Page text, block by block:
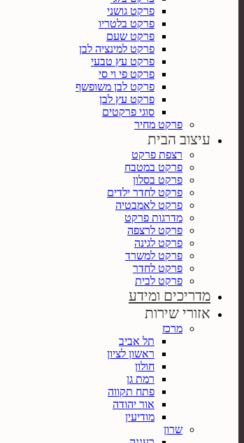
פרקט גושני
פרקט בלטריו
פרקט שעם
פרקט למינציה לבן
פרקט עץ טבעי
פרקט פי וי סי
פרקט לבן משופשף
פרקט עץ לבן
סוגי פרקטים
פרקט מחיר
עיצוב הבית
רצפת פרקט
פרקט במטבח
פרקט בסלון
פרקט לחדר ילדים
פרקט לאמבטיה
מדרגות פרקט
פרקט לרצפה
פרקט לגינה
פרקט למשרד
פרקט לחדר
פרקט לבית
מדריכים ומידע
אזורי שירות
מרכז
תל אביב
ראשון לציון
חולון
רמת גן
פתח תקווה
אור יהודה
מודיעין
שרון